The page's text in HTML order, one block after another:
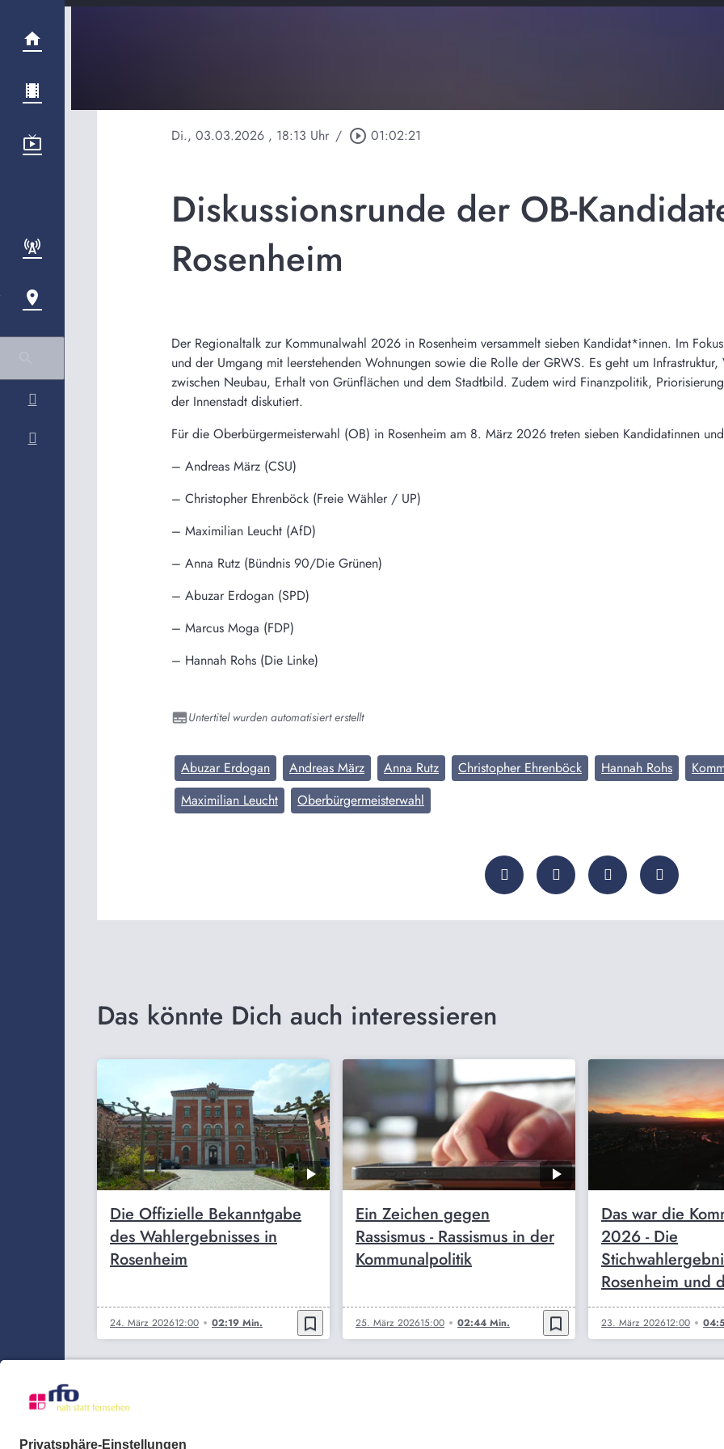
Di., 03.03.2026 , 18:13 Uhr / play_circle_outline 01:02:21
Diskussionsrunde der OB-
Rosenheim
Der Regionaltalk zur Kommunalwahl 2026 in Rosenheim versammelt sieben Kandidat*innen. Im
und der Umgang mit leerstehenden Wohnungen sowie die Rolle der GRWS. Es geht um
zwischen Neubau, Erhalt von Grünflächen und dem Stadtbild. Zudem wird Finanzpolitik,
der Innenstadt diskutiert.
Für die Oberbürgermeisterwahl (OB) in Rosenheim am 8. März 2026 treten sieben Kandidatinnen
– Andreas März (CSU)
– Christopher Ehrenböck (Freie Wähler / UP)
– Maximilian Leucht (AfD)
– Anna Rutz (Bündnis 90/Die Grünen)
– Abuzar Erdogan (SPD)
– Marcus Moga (FDP)
– Hannah Rohs (Die Linke)
Untertitel wurden automatisiert erstellt
Abuzar Erdogan Andreas März Anna Rutz Christopher Ehrenböck Hannah Rohs
Maximilian Leucht
Oberbürgermeisterwahl
Das könnte Dich auch interessieren
Die Offizielle Bekanntgabe
des Wahlergebnisses in
Rosenheim
24. März 202612:00 02:19 Min. bookmark_border
Ein Zeichen gegen
Rassismus - Rassismus in der
Kommunalpolitik
25. März 202615:00 02:44 Min. bookmark_border
Das war die
2026 - Die
Rosenheim und
23. März 202612:00